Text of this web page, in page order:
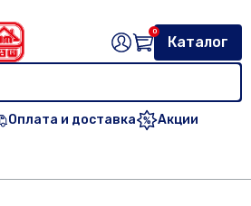
Оплата и доставка Акции
Каталог
0